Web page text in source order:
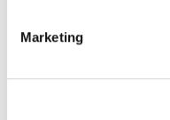
Marketing